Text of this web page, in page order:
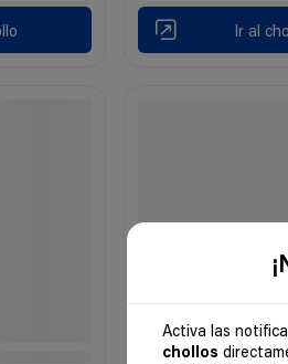
Activa las
chollos
Ir al